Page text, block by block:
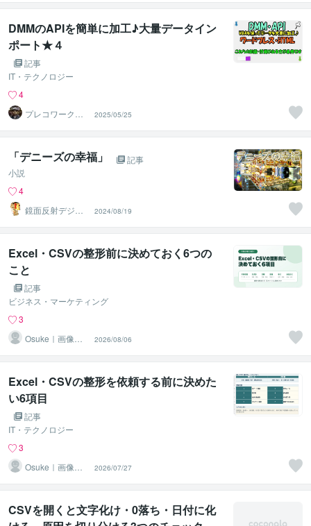
DMMのAPIを簡単に加工♪大量データイン
ポート★４
記事
IT・テクノロジー
4
プレコワークス
★pleco works
2025/05/25
「デニーズの幸福」
記事
小説
4
鏡面反射デジタ
ルアート製作所
（鈴木穣）
2024/08/19
Excel・CSVの整形前に決めておく6つの
こと
記事
ビジネス・マーケティング
3
Osuke｜画像・
資料・データ制
作
2026/08/06
Excel・CSVの整形を依頼する前に決めた
い6項目
記事
IT・テクノロジー
3
Osuke｜画像・
資料・データ制
作
2026/07/27
CSVを開くと文字化け・0落ち・日付に化